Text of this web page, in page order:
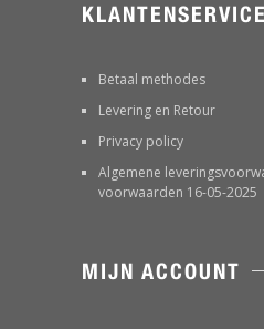
KLANTENSERVICE
Betaal methodes
Levering en Retour
Privacy policy
Algemene
voorwaarden 16-05-2025
MIJN ACCOUNT